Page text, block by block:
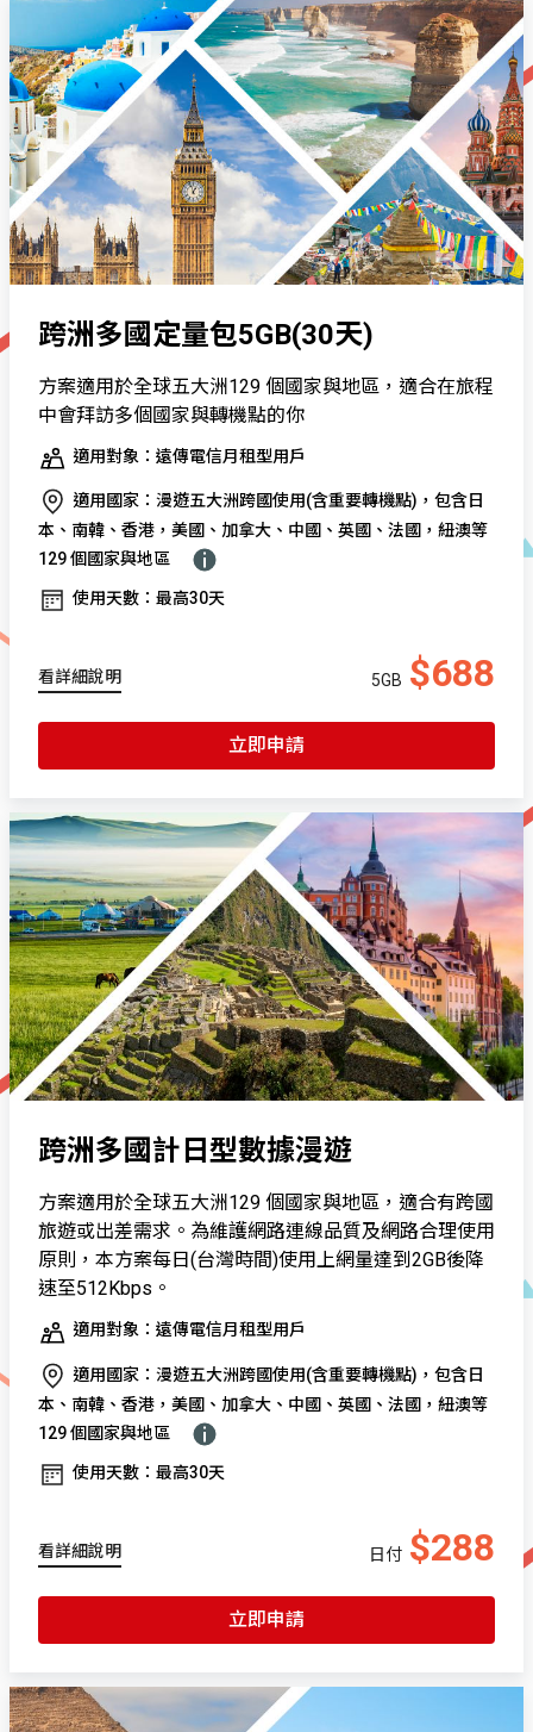
跨洲多國定量包5GB(30天)
方案適用於全球五大洲129 個國家與地區，適合在旅程
中會拜訪多個國家與轉機點的你
適用對象：遠傳電信月租型用戶
適用國家：漫遊五大洲跨國使用(含重要轉機點)，包含日
本、南韓、香港，美國、加拿大、中國、英國、法國，紐澳等
129 個國家與地區
使用天數：最高30天
看詳細說明 5GB $688
立即申請
跨洲多國計日型數據漫遊
方案適用於全球五大洲129 個國家與地區，適合有跨國
旅遊或出差需求。為維護網路連線品質及網路合理使用
原則，本方案每日(台灣時間)使用上網量達到2GB後降
速至512Kbps。
適用對象：遠傳電信月租型用戶
適用國家：漫遊五大洲跨國使用(含重要轉機點)，包含日
本、南韓、香港，美國、加拿大、中國、英國、法國，紐澳等
129 個國家與地區
使用天數：最高30天
看詳細說明 日付 $288
立即申請